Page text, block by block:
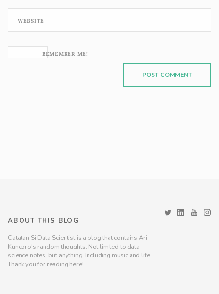
WEBSITE
REMEMBER ME!
ABOUT THIS BLOG
Catatan Si Data Scientist is a blog that contains Ari
Kuncoro's random thoughts. Not limited to data
science notes, but anything. Including music and life.
Thank you for reading here!